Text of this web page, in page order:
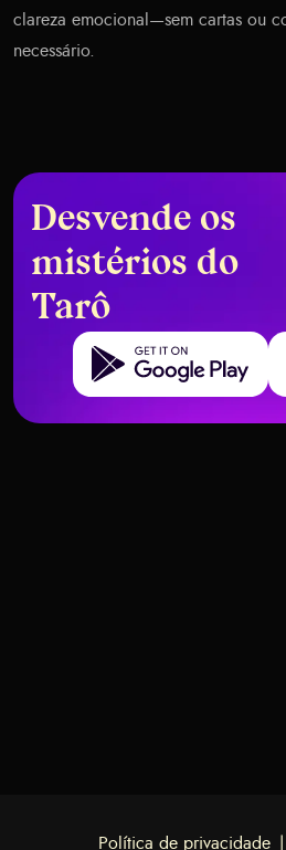
clareza emocional—sem cartas ou
necessário.
Desvende os
mistérios do
Tarô
Get it on Google Play
Política de privacidade